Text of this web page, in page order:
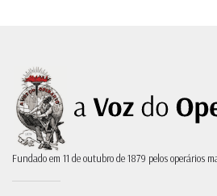
Fundado em 11 de outubro de 1879 pelos operários